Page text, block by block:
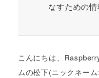
なすための情
こんにちは、
ムの松下(ニックネーム: